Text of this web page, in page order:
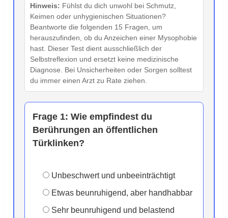
Hinweis: Fühlst du dich unwohl bei Schmutz,
Keimen oder unhygienischen Situationen?
Beantworte die folgenden 15 Fragen, um
herauszufinden, ob du Anzeichen einer Mysophobie
hast. Dieser Test dient ausschließlich der
Selbstreflexion und ersetzt keine medizinische
Diagnose. Bei Unsicherheiten oder Sorgen solltest
du immer einen Arzt zu Rate ziehen.
Frage 1: Wie empfindest du
Berührungen an öffentlichen
Türklinken?
Unbeschwert und unbeeinträchtigt
Etwas beunruhigend, aber handhabbar
Sehr beunruhigend und belastend